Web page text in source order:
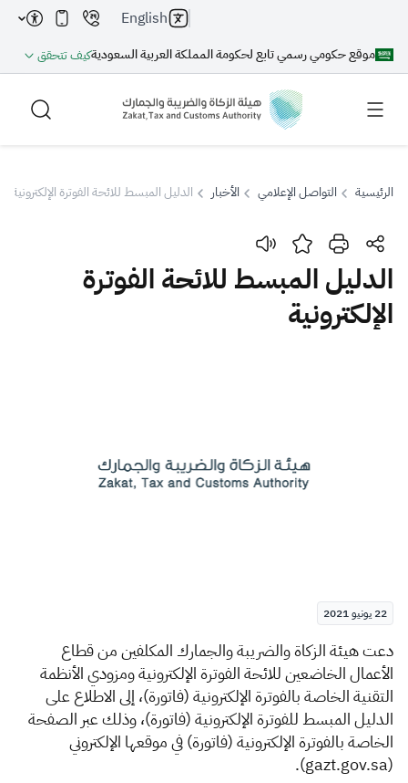
موقع حكومي رسمي تابع لحكومة المملكة العربية السعوديةكيف تتحقق
English
بحث
بحث بحث AI
الرئيسية التواصل الإعلامي الأخبار الدليل المبسط للائحة الفوترة الإلكترونية
الدليل المبسط للائحة الفوترة
الإلكترونية
22 يونيو 2021
​​​​​​​​دعت هيئةالزكاة والضريبة والجمارك المكلفين من قطاع
الأعمال الخاضعين للائحة الفوترة الإلكترونية ومزودي الأنظمة
التقنية الخاصة بالفوترة الإلكترونية (فاتورة)، إلى الاطلاع على
الدليل المبسط للفوترة الإلكترونية (فاتورة)، وذلك عبر الصفحة
الخاصة بالفوترة الإلكترونية (فاتورة) في موقعها الإلكتروني
(gazt.gov.sa).